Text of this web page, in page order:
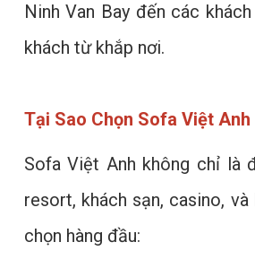
Ninh Van Bay đến các
khách từ khắp nơi.
Tại Sao Chọn Sofa Việt
Sofa Việt Anh không chỉ là
resort, khách sạn, casino,
chọn hàng đầu: